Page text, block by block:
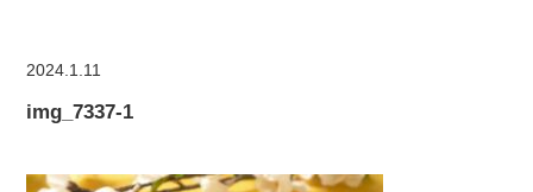
2024.1.11
img_7337-1